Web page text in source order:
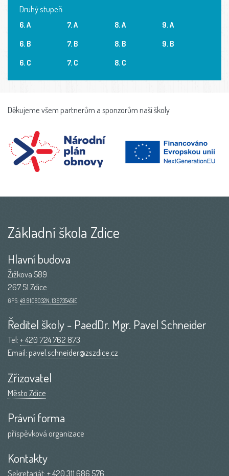
Druhý stupeň
6. A
6. B
6. C
7. A
7. B
7. C
8. A
8. B
8. C
9. A
9. B
Děkujeme všem partnerům a sponzorům naší školy
Základní škola Zdice
Hlavní budova
Žižkova 589
267 51 Zdice
GPS: 49.9108032N, 13.9735451E
Ředitel školy - PaedDr. Mgr. Pavel Schneider
Tel:+ 420 724 762 873
Email:pavel.schneider@zszdice.cz
Zřizovatel
Město Zdice
Právní forma
příspěvková organizace
Kontakty
Sekretariát:+ 420 311 686 576